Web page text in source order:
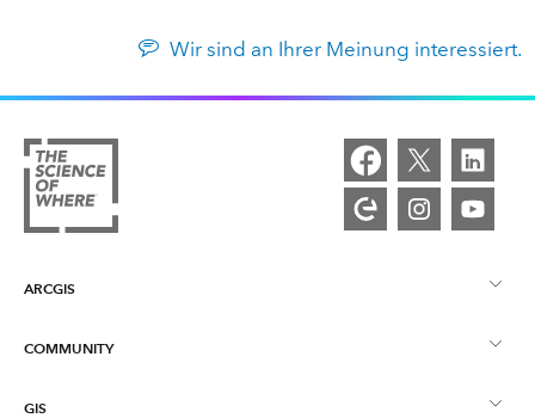
Wir sind an Ihrer Meinung interessiert.
ARCGIS
ArcGIS – Überblick
COMMUNITY
Esri Community
GIS